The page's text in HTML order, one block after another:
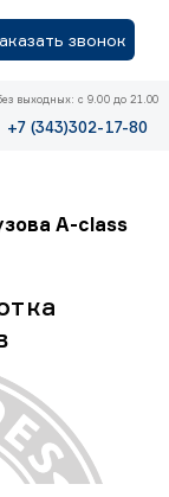
звонок
выходных: с 9.00 до 21.00
+7 (343)302-17-80
A-class